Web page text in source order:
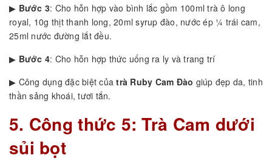
▶ Bước 3: Cho hỗn hợp vào bình lắc gồm 100ml trà ô long
royal, 10g thịt thanh long, 20ml syrup đào, nước ép ¼ trái cam,
25ml nước đường lắt đều.
▶ Bước 4: Cho hỗn hợp thức uống ra ly và trang trí
▶ Công dụng đặc biệt củatrà Ruby Cam Đào giúp đẹp da, tinh
thần sảng khoái, tươi tắn.
5. Công thức 5: Trà Cam dưới
sủi bọt